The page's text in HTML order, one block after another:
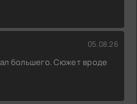
05.08.26
большего. Сюжет вроде